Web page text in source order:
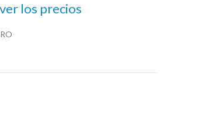
los precios